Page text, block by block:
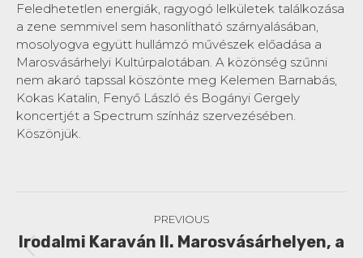
Feledhetetlen energiák, ragyogó lelkületek találkozása
a zene semmivel sem hasonlítható szárnyalásában,
mosolyogva együtt hullámzó művészek előadása a
Marosvásárhelyi Kultúrpalotában. A közönség szűnni
nem akaró tapssal köszönte meg Kelemen Barnabás,
Kokas Katalin, Fenyő László és Bogányi Gergely
koncertjét a Spectrum színház szervezésében.
Köszönjük.
navigation
PREVIOUS
Previous
Irodalmi Karaván II. Marosvásárhelyen, a